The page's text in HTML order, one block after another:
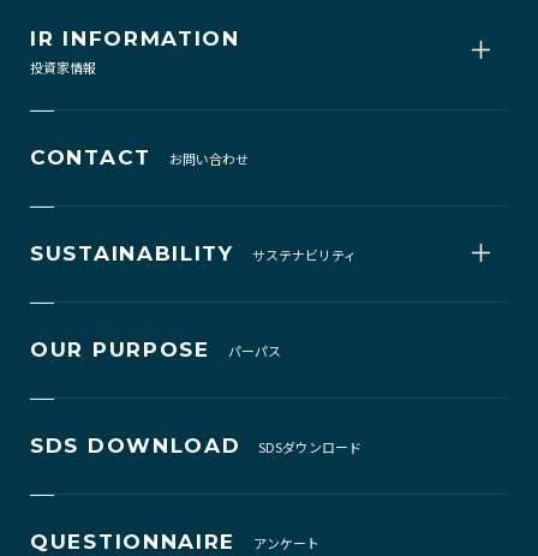
IR INFORMATION
投資家情報
CONTACT お問い合わせ
SUSTAINABILITY サステナビリティ
OUR PURPOSE パーパス
SDS DOWNLOAD SDSダウンロード
QUESTIONNAIRE アンケート